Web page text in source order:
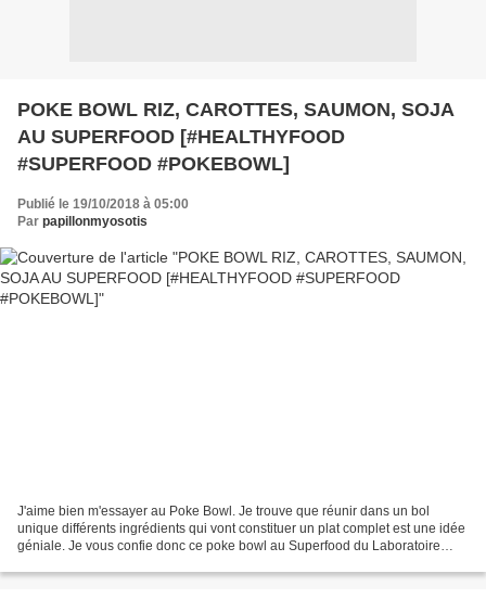
POKE BOWL RIZ, CAROTTES, SAUMON, SOJA
AU SUPERFOOD [#HEALTHYFOOD
#SUPERFOOD #POKEBOWL]
Publié le 19/10/2018 à 05:00
Par papillonmyosotis
J'aime bien m'essayer au Poke Bowl. Je trouve que réunir dans un bol
unique différents ingrédients qui vont constituer un plat complet est une idée
géniale. Je vous confie donc ce poke bowl au Superfood du Laboratoire